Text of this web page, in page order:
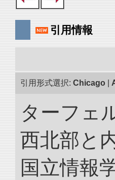
引用情報
引用形式選択: Chicago
ターフェ
西北部と
国立情報